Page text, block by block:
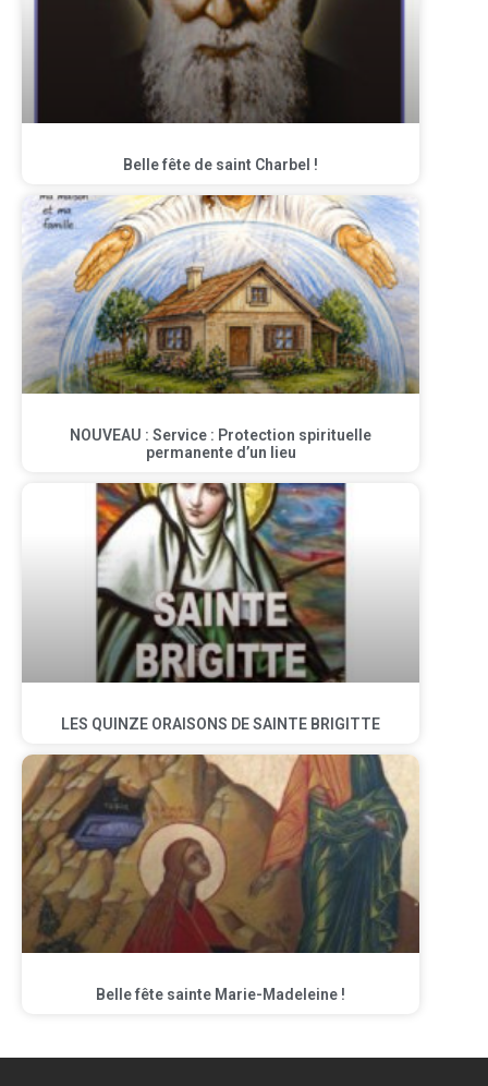
Belle fête de saint Charbel !
NOUVEAU : Service : Protection spirituelle
permanente d’un lieu
LES QUINZE ORAISONS DE SAINTE BRIGITTE
Belle fête sainte Marie-Madeleine !